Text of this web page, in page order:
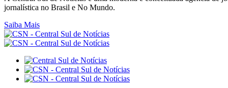
jornalística no Brasil e No Mundo.
Saiba Mais